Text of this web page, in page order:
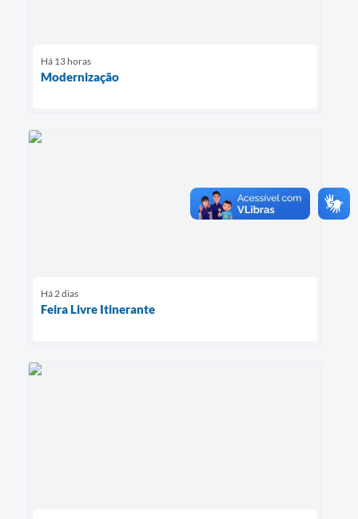
Há 13 horas
Modernização
Há 2 dias
Feira Livre Itinerante